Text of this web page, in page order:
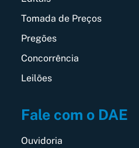
Tomada de Preços
Pregões
Concorrência
Leilões
Fale com o DAE
Ouvidoria